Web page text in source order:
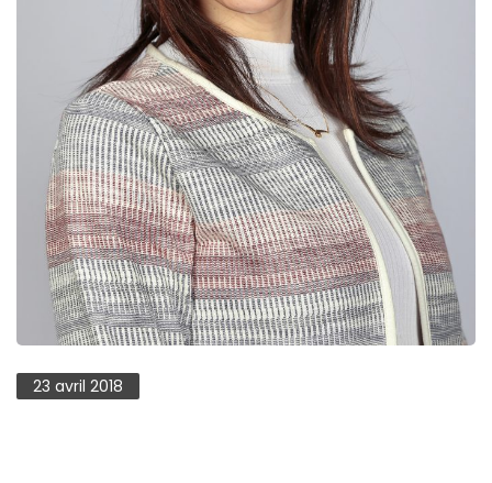
23 avril 2018